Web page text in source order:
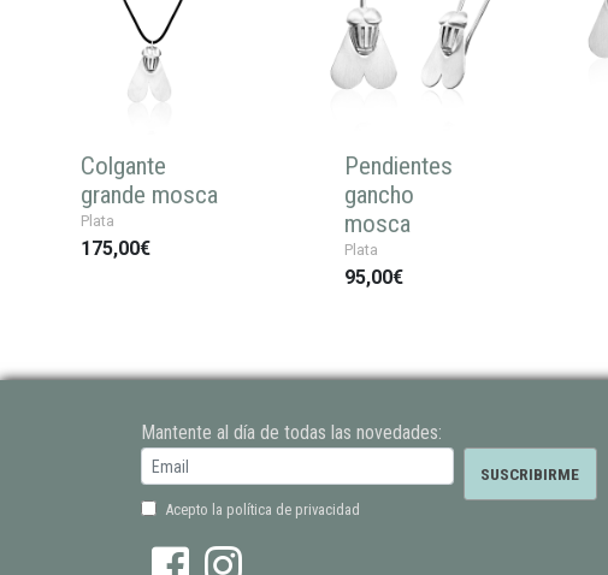
Colgante
grande mosca
Plata
175,00€
Pendientes
gancho
mosca
Plata
95,00€
Mantente al día de todas las novedades:
Acepto la política de privacidad